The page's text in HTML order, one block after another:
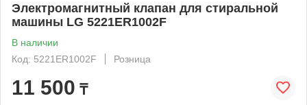
Электромагнитный клапан для стиральной
машины LG 5221ER1002F
В наличии
Код: 5221ER1002F
Розница
11 500 ₸